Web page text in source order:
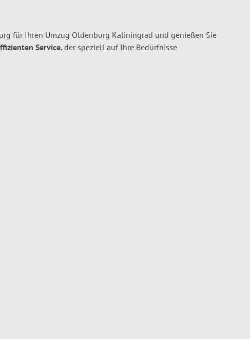
für Ihren Umzug Oldenburg Kaliningrad und genießen Sie
Service, der speziell auf Ihre Bedürfnisse